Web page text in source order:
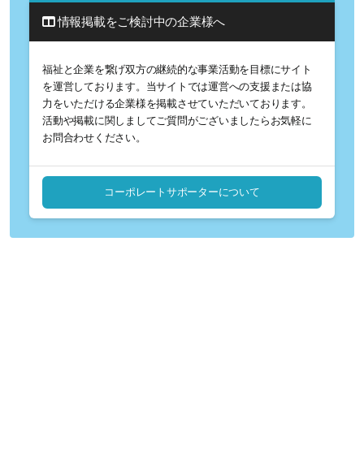
情報掲載をご検討中の企業様へ
福祉と企業を繋げ双方の継続的な事業活動を目標にサイト
を運営しております。当サイトでは運営への支援または協
力をいただける企業様を掲載させていただいております。
活動や掲載に関しましてご質問がございましたらお気軽に
お問合わせください。
コーポレートサポーターについて